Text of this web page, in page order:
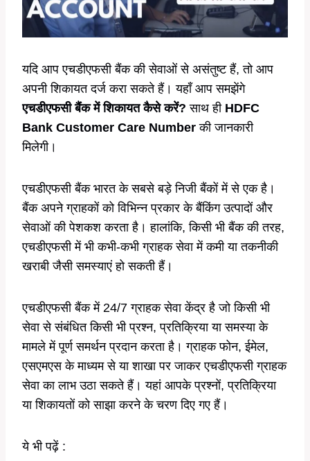
यदि आप एचडीएफसी बैंक की सेवाओं से असंतुष्ट हैं, तो आप
अपनी शिकायत दर्ज करा सकते हैं। यहाँ आप समझेंगे
एचडीएफसी बैंक में शिकायत कैसे करें? साथ ही HDFC
Bank Customer Care Number की जानकारी
मिलेगी।
एचडीएफसी बैंक भारत के सबसे बड़े निजी बैंकों में से एक है।
बैंक अपने ग्राहकों को विभिन्न प्रकार के बैंकिंग उत्पादों और
सेवाओं की पेशकश करता है। हालांकि, किसी भी बैंक की तरह,
एचडीएफसी में भी कभी-कभी ग्राहक सेवा में कमी या तकनीकी
खराबी जैसी समस्याएं हो सकती हैं।
एचडीएफसी बैंक में 24/7 ग्राहक सेवा केंद्र है जो किसी भी
सेवा से संबंधित किसी भी प्रश्न, प्रतिक्रिया या समस्या के
मामले में पूर्ण समर्थन प्रदान करता है। ग्राहक फोन, ईमेल,
एसएमएस के माध्यम से या शाखा पर जाकर एचडीएफसी ग्राहक
सेवा का लाभ उठा सकते हैं। यहां आपके प्रश्नों, प्रतिक्रिया
या शिकायतों को साझा करने के चरण दिए गए हैं।
ये भी पढ़ें :